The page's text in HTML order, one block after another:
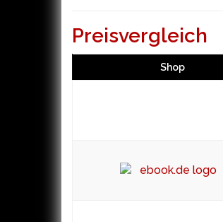
Preisvergleich
Shop